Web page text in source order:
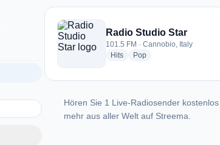
1 Radiosender aus Cannobio
Radio Studio Star
101.5 FM · Cannobio, Italy
Hitsradio stations
Popradio stations
Hören Sie 1 Live-Radiosender
mehr aus aller Welt auf Streema.